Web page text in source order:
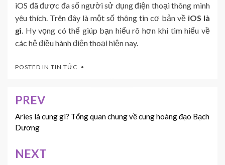
iOS đã được đa số người sử dụng điện thoại thông minh
yêu thích. Trên đây là một số thông tin cơ bản vềiOS là
gì. Hy vọng có thể giúp bạn hiểu rõ hơn khi tìm hiểu về
các hệ điều hành điện thoại hiện nay.
POSTED IN TIN TỨC
Điều
hướng
bài
viết
PREV
Aries là cung gì? Tổng quan chung về cung hoàng đạo Bạch
Dương
NEXT